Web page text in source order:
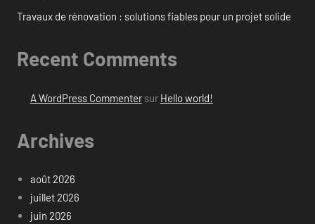
Travaux de rénovation : solutions fiables pour un projet solide
Recent Comments
A WordPress Commentersur Hello world!
Archives
août 2026
juillet 2026
juin 2026